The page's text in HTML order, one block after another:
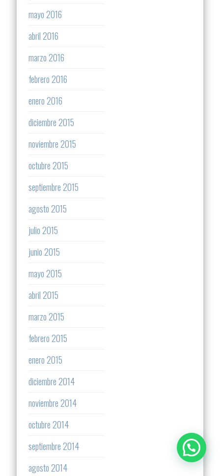
mayo 2016
abril 2016
marzo 2016
febrero 2016
enero 2016
diciembre 2015
noviembre 2015
octubre 2015
septiembre 2015
agosto 2015
julio 2015
junio 2015
mayo 2015
abril 2015
marzo 2015
febrero 2015
enero 2015
diciembre 2014
noviembre 2014
octubre 2014
septiembre 2014
agosto 2014